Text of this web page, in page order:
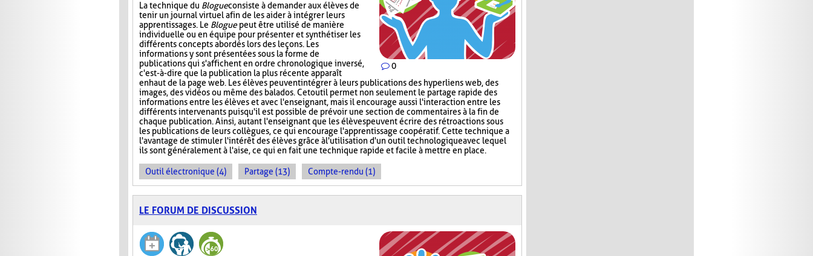
0
La technique du Blogueconsiste à demander aux élèves de
tenir un journal virtuel afin de les aider à intégrer leurs
apprentissages. Le Bloguepeut être utilisé de manière
individuelle ou en équipe pour présenter et synthétiser les
différents concepts abordés lors des leçons. Les
informations y sont présentées sous la forme de
publications qui s'affichent en ordre chronologique inversé,
c'est-à-dire que la publication la plus récente apparaît
en haut de la page web. Les élèves peuvent intégrer à leurs publications des hyperliens web, des
images, des vidéos ou même des balados. Cet outil permet non seulement le partage rapide des
informations entre les élèves et avec l'enseignant, mais il encourage aussi l'interaction entre les
différents intervenants puisqu'il est possible de prévoir une section de commentaires à la fin de
chaque publication. Ainsi, autant l'enseignant que les élèves peuvent écrire des rétroactions sous
les publications de leurs collègues, ce qui encourage l'apprentissage coopératif. Cette technique a
l'avantage de stimuler l'intérêt des élèves grâce à l'utilisation d'un outil technologique avec lequel
ils sont généralement à l'aise, ce qui en fait une technique rapide et facile à mettre en place.
Outil électronique (4) Partage (13) Compte-rendu (1)
LE FORUM DE DISCUSSION